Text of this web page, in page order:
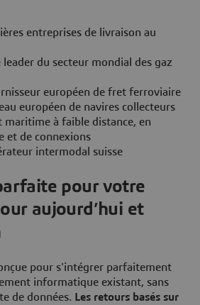
entreprises de livraison au
leader du secteur mondial des gaz
européen de fret ferroviaire
européen de navires collecteurs
maritime à faible distance, en
et de connexions
intermodal suisse
pour votre
aujourd’hui et
pour s'intégrer parfaitement
informatique existant, sans
de données. Les retours basés sur